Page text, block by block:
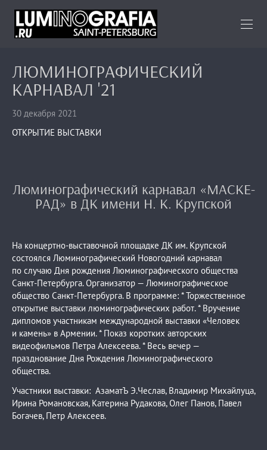
ЛЮМИНОГРАФИЧЕСКИЙ
КАРНАВАЛ '21
30 декабря 2021
ОТКРЫТИЕ ВЫСТАВКИ
Люминографический карнавал «МАСКЕ-
РАД» в ДК имени Н. К. Крупской
На концертно-выставочной площадке ДК им. Крупской
состоялся Люминографический Новогодний карнавал
по случаю Дня рождения Люминографического общества
Санкт-Петербурга. Организатор — Люминографическое
общество Санкт-Петербурга. В программе: * Торжественное
открытие выставки люминографических работ. * Вручение
дипломов участникам международной выставки «Человек
и камень» в Армении. * Показ коротких авторских
видеофильмов Петра Алексеева. * Весь вечер —
празднование Дня Рождения Люминографического
общества.
Участники выставки: АзаматЪ Э.Чеслав, Владимир Михайлуца,
Ирина Романовская, Катерина Рудакова, Олег Панов, Павел
Богачев, Петр Алексеев.